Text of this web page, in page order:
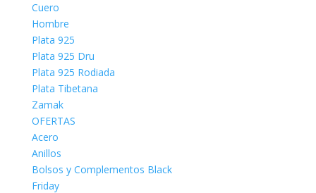
Cuero
Hombre
Plata 925
Plata 925 Dru
Plata 925 Rodiada
Plata Tibetana
Zamak
OFERTAS
Acero
Anillos
Bolsos y Complementos Black
Friday